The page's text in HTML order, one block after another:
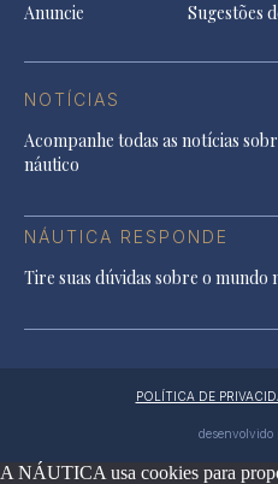
Anuncie
Sugestões
NOTÍCIAS
Acompanhe todas as notícias
náutico
NÁUTICA RESPONDE
Tire suas dúvidas sobre o mundo
POLÍTICA DE
desenvolvido
A NÁUTICA usa cookies para